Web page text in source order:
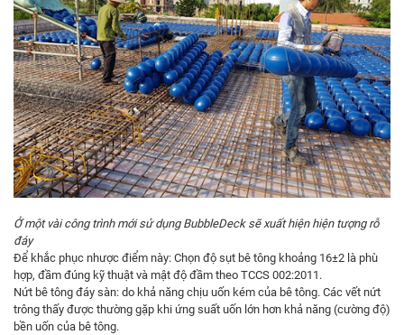
Ở một vài công trình mới sử dụng BubbleDeck sẽ xuất hiện hiện tượng rỗ
đáy
Để khắc phục nhược điểm này: Chọn độ sụt bê tông khoảng 16±2 là phù
hợp, đầm đúng kỹ thuật và mật độ đầm theo TCCS 002:2011.
Nứt bê tông đáy sàn: do khả năng chịu uốn kém của bê tông. Các vết nứt
trông thấy được thường gặp khi ứng suất uốn lớn hơn khả năng (cường độ)
bền uốn của bê tông.